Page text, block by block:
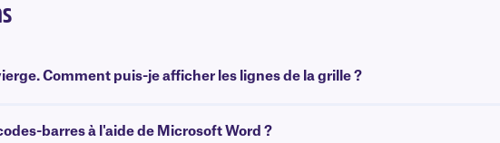
Comment puis-je afficher les lignes de la grille ?
barres à l'aide de Microsoft Word ?